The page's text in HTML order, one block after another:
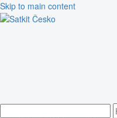
Skip to main content